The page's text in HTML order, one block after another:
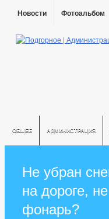
Новости Фотоальбом
ОБЩЕЕ АДМИНИСТРАЦИЯ
Не убран
на дороге,
фонарь?